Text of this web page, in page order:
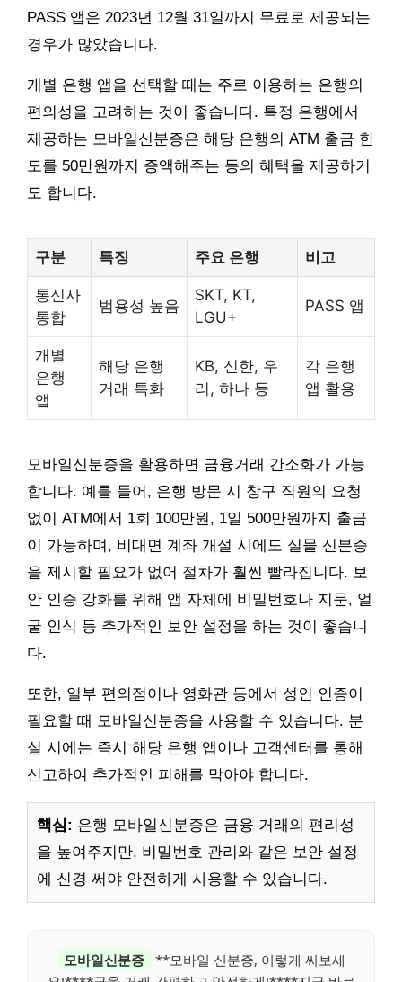
PASS 앱은 2023년 12월 31일까지 무료로 제공되는
경우가 많았습니다.
개별 은행 앱을 선택할 때는 주로 이용하는 은행의
편의성을 고려하는 것이 좋습니다. 특정 은행에서
제공하는 모바일신분증은 해당 은행의 ATM 출금 한
도를 50만원까지 증액해주는 등의 혜택을 제공하기
도 합니다.
구분 특징 주요 은행 비고
통신사
통합
범용성 높음
SKT, KT,
LGU+
PASS 앱
개별
은행
앱
해당 은행
거래 특화
KB, 신한, 우
리, 하나 등
각 은행
앱 활용
모바일신분증을 활용하면 금융거래 간소화가 가능
합니다. 예를 들어, 은행 방문 시 창구 직원의 요청
없이 ATM에서 1회 100만원, 1일 500만원까지 출금
이 가능하며, 비대면 계좌 개설 시에도 실물 신분증
을 제시할 필요가 없어 절차가 훨씬 빨라집니다. 보
안 인증 강화를 위해 앱 자체에 비밀번호나 지문, 얼
굴 인식 등 추가적인 보안 설정을 하는 것이 좋습니
다.
또한, 일부 편의점이나 영화관 등에서 성인 인증이
필요할 때 모바일신분증을 사용할 수 있습니다. 분
실 시에는 즉시 해당 은행 앱이나 고객센터를 통해
신고하여 추가적인 피해를 막아야 합니다.
핵심: 은행 모바일신분증은 금융 거래의 편리성
을 높여주지만, 비밀번호 관리와 같은 보안 설정
에 신경 써야 안전하게 사용할 수 있습니다.
모바일신분증 **모바일 신분증, 이렇게 써보세